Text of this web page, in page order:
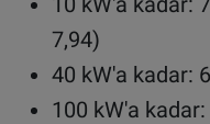
7,94)
40 kW'a kadar:
100 kW'a